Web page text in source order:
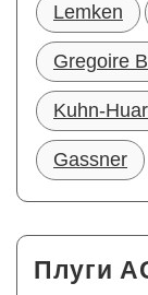
Lemken
Gregoire
Kuhn-
Gassner
Плуги